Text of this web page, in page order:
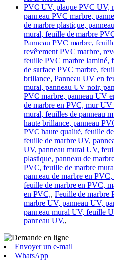
PVC UV, plaque PVC UV,
panneau PVC marbre,
de marbre plastique,
mural, feuille de marbre
Panneau PVC marbre,
revêtement PVC marbre,
feuille PVC marbre laminé,
de surface PVC marbre,
brillance, Panneau UV en
mural, panneau UV noir,
PVC marbre, panneau UV
de marbre en PVC, mur
mural, feuilles de panneau
haute brillance, panneau
PVC haute qualité, feuille
feuille de marbre UV,
UV, panneau mural UV,
plastique, panneau de
PVC, feuille de marbre
panneau de marbre en
feuille de marbre en PVC,
en PVC,, Feuille de marbre
marbre UV, panneau UV,
panneau mural UV, feuille
panneau UV,,
Envoyer un e-mail
WhatsApp